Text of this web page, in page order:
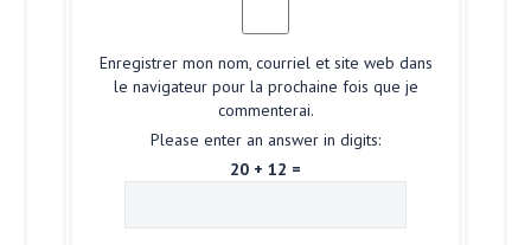
Enregistrer mon nom, courriel et site web dans
le navigateur pour la prochaine fois que je
commenterai.
Please enter an answer in digits:
20 + 12 =